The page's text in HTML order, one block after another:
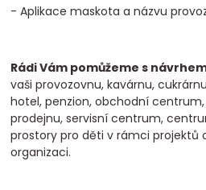
- Aplikace maskota a názvu
Rádi Vám pomůžeme s
vaši provozovnu, kavárnu,
hotel, penzion, obchodní
prodejnu, servisní centrum,
prostory pro děti v rámci projektů
organizaci.